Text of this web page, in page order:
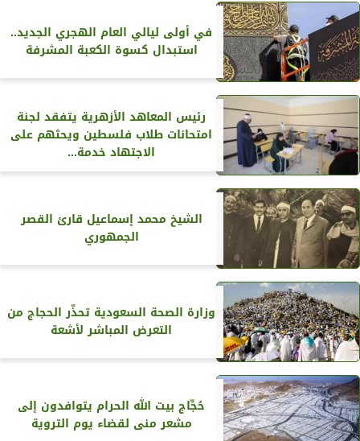
في أولى ليالي العام الهجري الجديد..
استبدال كسوة الكعبة المشرفة
رئيس المعاهد الأزهرية يتفقد لجنة
امتحانات طلاب فلسطين ويحثهم على
الاجتهاد خدمة...
الشيخ محمد إسماعيل قارئ القصر
الجمهوري
وزارة الصحة السعودية تحذّر الحجاج من
التعرض المباشر لأشعة
حُجِّاج بيت الله الحرام يتوافدون إلى
مشعر منى لقضاء يوم التروية